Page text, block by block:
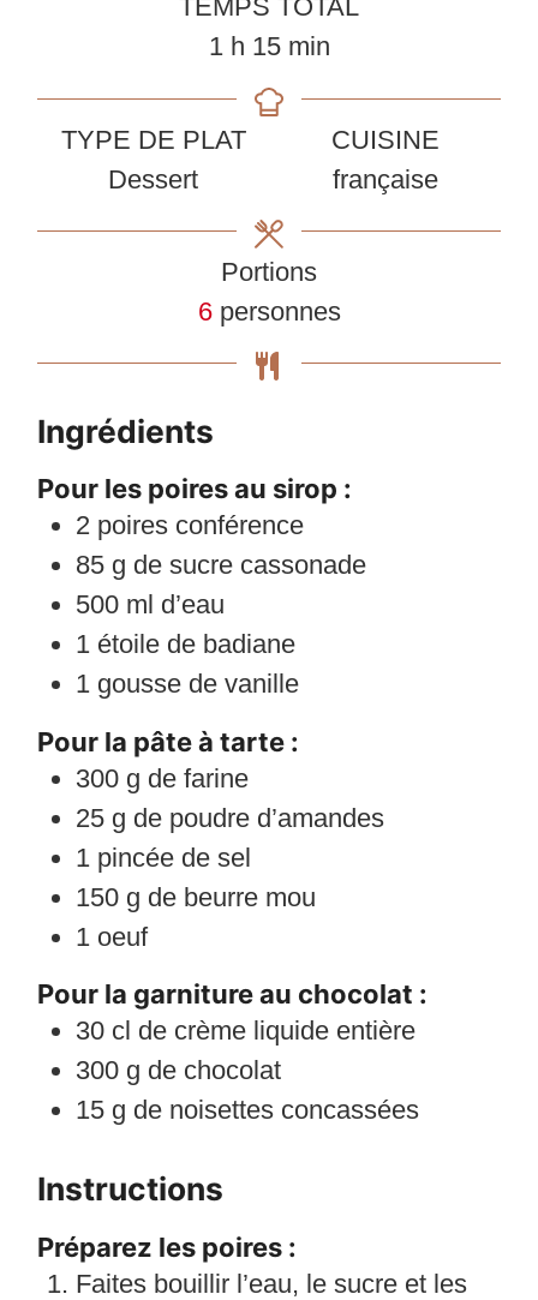
TEMPS TOTAL
1heure
h 15minutes
min
TYPE DE PLAT
Dessert
CUISINE
française
Portions
6 personnes
Ingrédients
Pour les poires au sirop :
2 poires conférence
85 g de sucre cassonade
500 ml d’eau
1 étoile de badiane
1 gousse de vanille
Pour la pâte à tarte :
300 g de farine
25 g de poudre d’amandes
1 pincée de sel
150 g de beurre mou
1 oeuf
Pour la garniture au chocolat :
30 cl de crème liquide entière
300 g de chocolat
15 g de noisettes concassées
Instructions
Préparez les poires :
Faites bouillir l’eau, le sucre et les